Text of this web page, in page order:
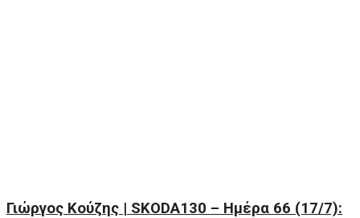
Γιώργος Κούζης | SKODA130 – Hμέρα 66 (17/7):